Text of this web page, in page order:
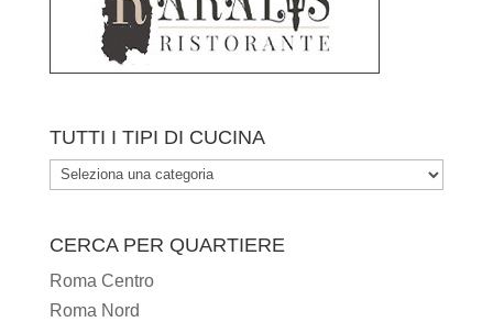
TUTTI I TIPI DI CUCINA
TUTTI
CUCINA
CERCA PER QUARTIERE
Roma Centro
Roma Nord